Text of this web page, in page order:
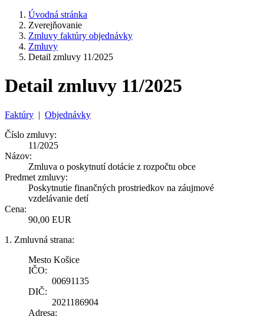
Úvodná stránka
Zverejňovanie
Zmluvy faktúry objednávky
Zmluvy
Detail zmluvy 11/2025
Detail zmluvy 11/2025
Faktúry | Objednávky
Číslo zmluvy:
11/2025
Názov:
Zmluva o poskytnutí dotácie z rozpočtu obce
Predmet zmluvy:
Poskytnutie finančných prostriedkov na záujmové
vzdelávanie detí
Cena:
90,00 EUR
1. Zmluvná strana:
Mesto Košice
IČO:
00691135
DIČ:
2021186904
Adresa: